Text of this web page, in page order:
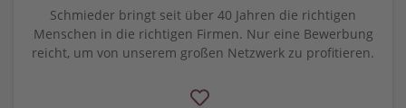
Schmieder bringt seit über 40 Jahren die richtigen
Menschen in die richtigen Firmen. Nur eine Bewerbung
reicht, um von unserem großen Netzwerk zu profitieren.